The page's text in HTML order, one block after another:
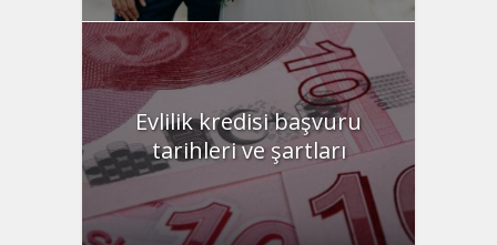
Evlilik kredisi başvuru
tarihleri ve şartları